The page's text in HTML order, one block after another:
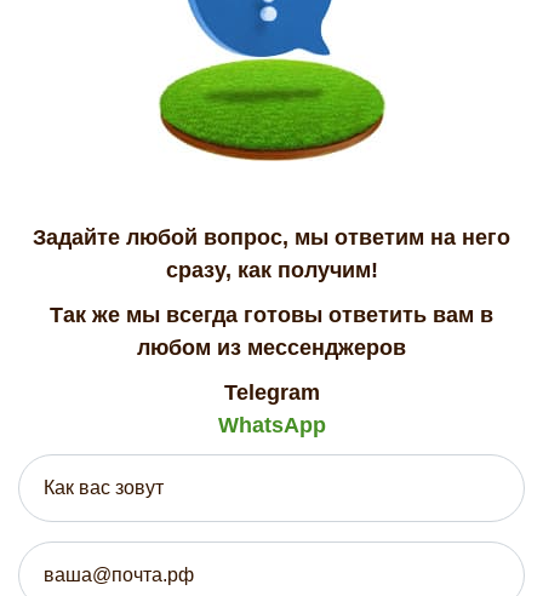
Задайте любой вопрос, мы ответим на него
сразу, как получим!
Так же мы всегда готовы ответить вам в
любом из мессенджеров
Telegram
WhatsApp